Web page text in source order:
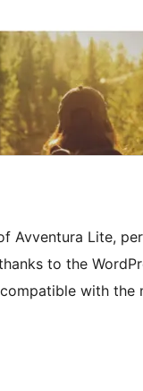
Avventura Lite,
to the
with